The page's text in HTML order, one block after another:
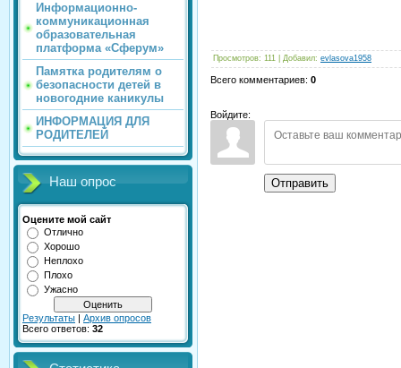
Информационно-
коммуникационная
образовательная
платформа «Сферум»
Памятка родителям о
безопасности детей в
новогодние каникулы
ИНФОРМАЦИЯ ДЛЯ
РОДИТЕЛЕЙ
Наш опрос
Оцените мой сайт
Отлично
Хорошо
Неплохо
Плохо
Ужасно
Результаты | Архив опросов
Всего ответов: 32
Просмотров: 111 Добавил: evlasova1958
Всего комментариев: 0
Войдите:
Отправить